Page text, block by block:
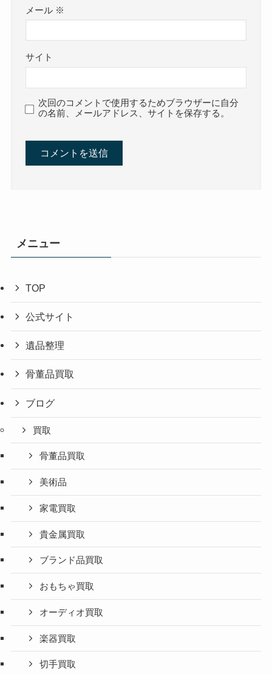
メール ※
サイト
次回のコメントで使用するためブラウザーに自分
の名前、メールアドレス、サイトを保存する。
メニュー
TOP
公式サイト
遺品整理
骨董品買取
ブログ
買取
骨董品買取
美術品
家電買取
貴金属買取
ブランド品買取
おもちゃ買取
オーディオ買取
楽器買取
切手買取